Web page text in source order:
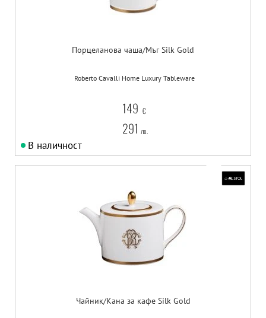
Порцеланова чаша/Мъг Silk Gold
Roberto Cavalli Home Luxury Tableware
149 €
291 лв.
В наличност
Чайник/Кана за кафе Silk Gold